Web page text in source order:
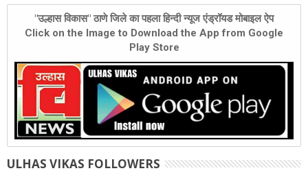
"उल्हास विकास" ठाणे जिले का पहला हिन्दी न्यूज एंड्रॉयड मोबाइल ऐप
Click on the Image to Download the App from Google
Play Store
ULHAS VIKAS FOLLOWERS